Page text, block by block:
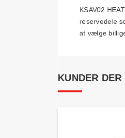
KSAV02
reservedele
at vælge
KUNDER